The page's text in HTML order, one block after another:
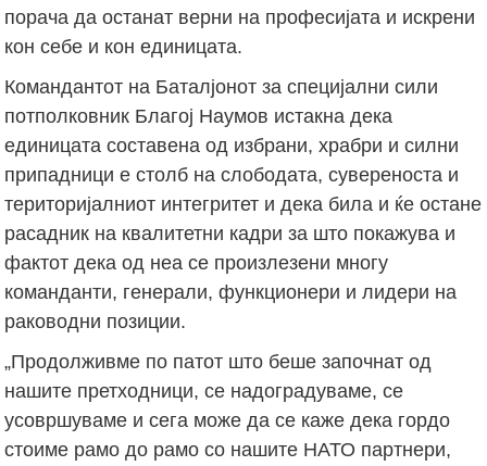
порача да останат верни на професијата и искрени
кон себе и кон единицата.
Командантот на Баталјонот за специјални сили
потполковник Благој Наумов истакна дека
единицата составена од избрани, храбри и силни
припадници е столб на слободата, сувереноста и
територијалниот интегритет и дека била и ќе остане
расадник на квалитетни кадри за што покажува и
фактот дека од неа се произлезени многу
команданти, генерали, функционери и лидери на
раководни позиции.
„Продолживме по патот што беше започнат од
нашите претходници, се надоградуваме, се
усовршуваме и сега може да се каже дека гордо
стоиме рамо до рамо со нашите НАТО партнери,